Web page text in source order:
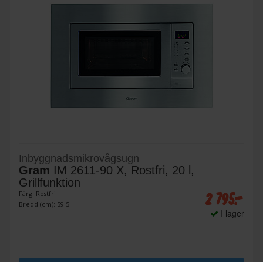
Inbyggnadsmikrovågsugn
Gram IM 2611-90 X, Rostfri, 20 l,
Grillfunktion
Färg: Rostfri
Bredd (cm): 59.5
2 795:-
I lager